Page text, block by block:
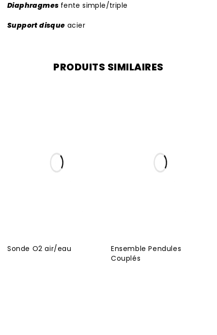
Diaphragmes fente simple/triple
Support disque acier
PRODUITS SIMILAIRES
Sonde O2 air/eau
Ensemble Pendules
Couplés